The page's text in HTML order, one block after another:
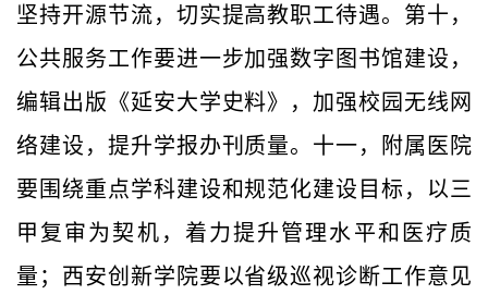
坚持开源节流，切实提高教职工待遇。第十，
公共服务工作要进一步加强数字图书馆建设，
编辑出版《延安大学史料》，加强校园无线网
络建设，提升学报办刊质量。十一，附属医院
要围绕重点学科建设和规范化建设目标，以三
甲复审为契机，着力提升管理水平和医疗质
量；西安创新学院要以省级巡视诊断工作意见